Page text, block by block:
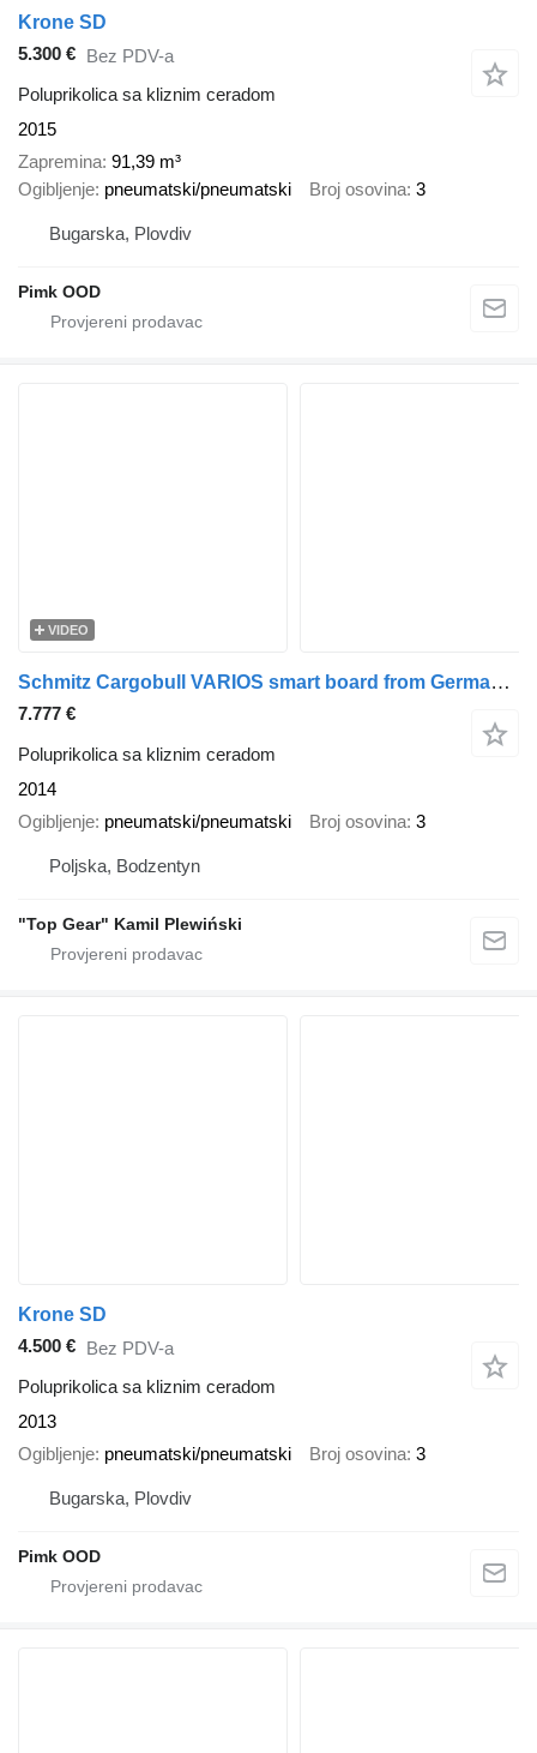
Krone SD
5.300 € Bez PDV-a
Poluprikolica sa kliznim ceradom
2015
Zapremina 91,39 m³
Ogibljenje pneumatski/pneumatski Broj osovina 3
Bugarska, Plovdiv
Pimk OOD
VIDEO
Schmitz Cargobull VARIOS smart board from Germany 22.5' lifted roof
7.777 €
Poluprikolica sa kliznim ceradom
2014
Ogibljenje pneumatski/pneumatski Broj osovina 3
Poljska, Bodzentyn
"Top Gear" Kamil Plewiński
Krone SD
4.500 € Bez PDV-a
Poluprikolica sa kliznim ceradom
2013
Ogibljenje pneumatski/pneumatski Broj osovina 3
Bugarska, Plovdiv
Pimk OOD